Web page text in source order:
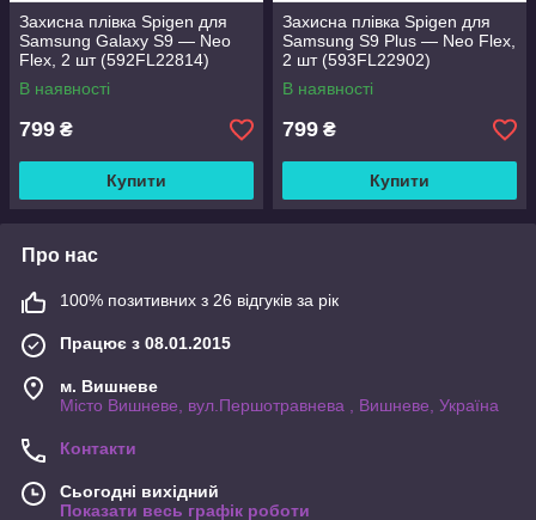
Захисна плівка Spigen для
Samsung Galaxy S9 — Neo
Flex, 2 шт (592FL22814)
В наявності
799 ₴
Купити
Захисна плівка Spigen для
Samsung S9 Plus — Neo Flex,
2 шт (593FL22902)
В наявності
799 ₴
Купити
Про нас
100% позитивних з 26 відгуків за рік
Працює з 08.01.2015
м. Вишневе
Місто Вишневе, вул.Першотравнева , Вишневе, Україна
Контакти
Сьогодні вихідний
Показати весь графік роботи